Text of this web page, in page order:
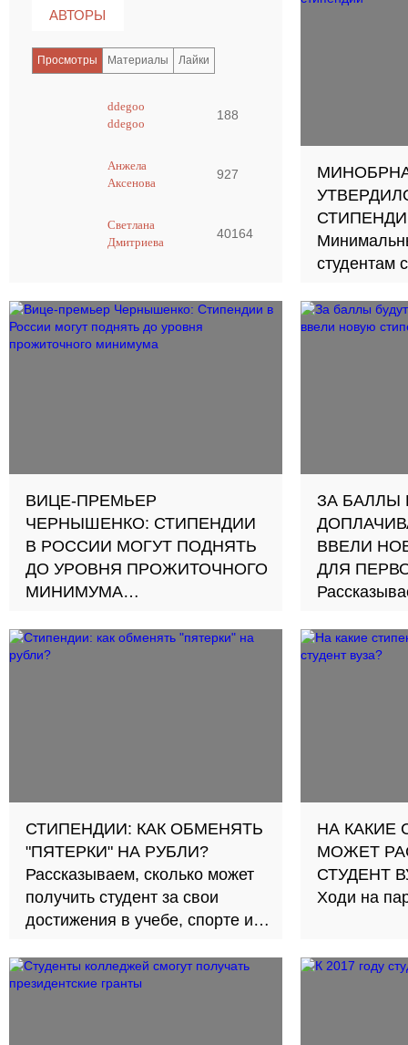
АВТОРЫ
Просмотры Материалы Лайки
ddegoo
ddegoo
188
Анжела
Аксенова
927
Светлана
Дмитриева
40164
студентам
ВИЦЕ-ПРЕМЬЕР
ЧЕРНЫШЕНКО: СТИПЕНДИИ
В РОССИИ МОГУТ ПОДНЯТЬ
ДО УРОВНЯ ПРОЖИТОЧНОГО
МИНИМУМА
трудоспособного населения в
2025 году вырос до 19 329
ЗА БАЛЛЫ
ВВЕЛИ
ДЛЯ
100.000
СТИПЕНДИИ: КАК ОБМЕНЯТЬ
"ПЯТЕРКИ" НА РУБЛИ?
Рассказываем, сколько может
получить студент за свои
достижения в учебе, спорте и
НА КАКИЕ
МОЖЕТ
СТУДЕНТ
Ходи на